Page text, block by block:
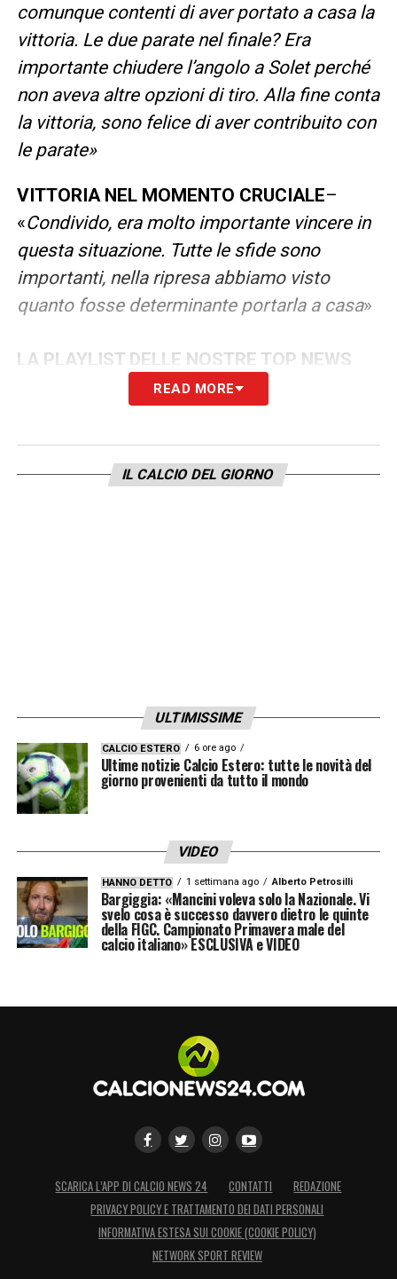
comunque contenti di aver portato a casa la
vittoria. Le due parate nel finale? Era
importante chiudere l’angolo a Solet perché
non aveva altre opzioni di tiro. Alla fine conta
la vittoria, sono felice di aver contribuito con
le parate»
VITTORIA NEL MOMENTO CRUCIALE–
«Condivido, era molto importante vincere in
questa situazione. Tutte le sfide sono
importanti, nella ripresa abbiamo visto
quanto fosse determinante portarla a casa»
LA PLAYLIST DELLE NOSTRE TOP NEWS
READ MORE
IL CALCIO DEL GIORNO
ULTIMISSIME
CALCIO ESTERO 6 ore ago
Ultime notizie Calcio Estero: tutte le novità del
giorno provenienti da tutto il mondo
VIDEO
HANNO DETTO 1 settimana ago Alberto Petrosilli
Bargiggia: «Mancini voleva solo la Nazionale. Vi
svelo cosa è successo davvero dietro le quinte
della FIGC. Campionato Primavera male del
calcio italiano» ESCLUSIVA e VIDEO
SCARICA L’APP DI CALCIO NEWS 24 CONTATTI
REDAZIONE
PRIVACY POLICY E TRATTAMENTO DEI DATI PERSONALI
INFORMATIVA ESTESA SUI COOKIE (COOKIE POLICY)
NETWORK SPORT REVIEW